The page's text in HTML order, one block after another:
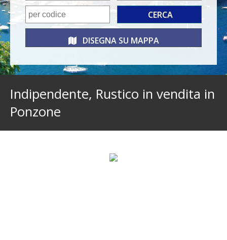
DISEGNA SU MAPPA
Indipendente, Rustico in vendita in
Ponzone